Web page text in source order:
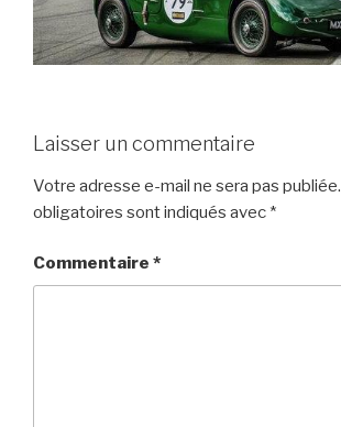
Laisser un commentaire
Votre adresse e-mail ne sera pas publiée.
obligatoires sont indiqués avec *
Commentaire *